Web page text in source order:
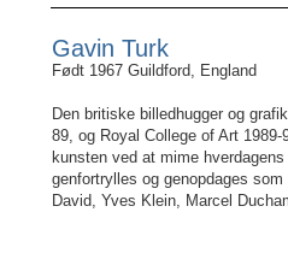
Gavin Turk
Født 1967 Guildford, England
Den britiske billedhugger og
89, og Royal College of Art
kunsten ved at mime
genfortrylles og genopdages
David, Yves Klein, Marcel